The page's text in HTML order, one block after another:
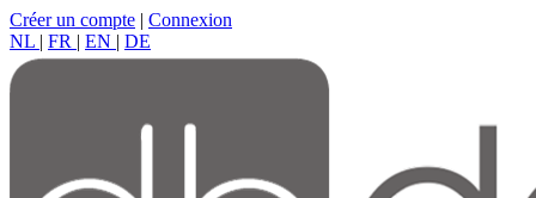
Créer un compte | Connexion
NL | FR | EN | DE